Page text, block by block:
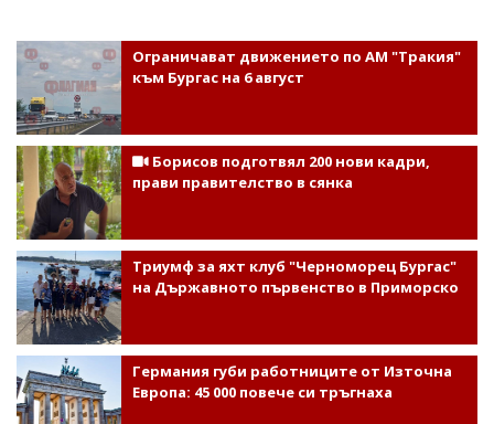
Ограничават движението по АМ "Тракия"
към Бургас на 6 август
Борисов подготвял 200 нови кадри,
прави правителство в сянка
Триумф за яхт клуб "Черноморец Бургас"
на Държавното първенство в Приморско
Германия губи работниците от Източна
Европа: 45 000 повече си тръгнаха